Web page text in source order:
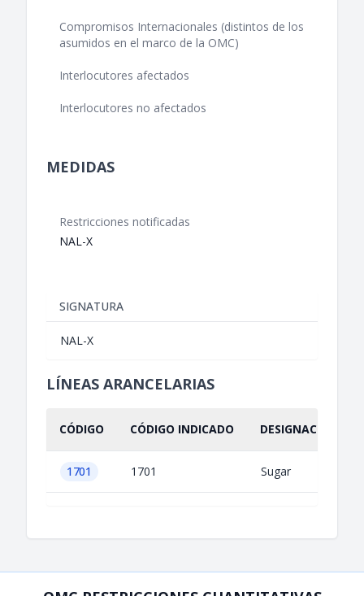
Compromisos Internacionales (distintos de los
asumidos en el marco de la OMC)
Interlocutores afectados
Interlocutores no afectados
MEDIDAS
Restricciones notificadas
NAL-X
SIGNATURA
NAL-X
LÍNEAS ARANCELARIAS
CÓDIGO CÓDIGO INDICADO DESIGNACIÓN
1701 1701 Sugar